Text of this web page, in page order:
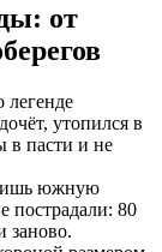
от
утопился в
в пасти и не
южную
пострадали: 80
заново.